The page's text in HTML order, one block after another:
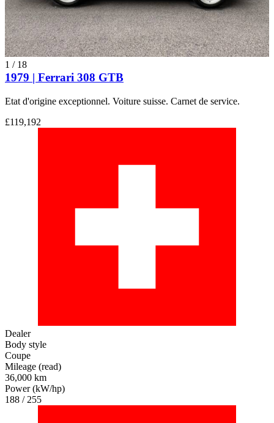
1 / 18
1979 | Ferrari 308 GTB
Etat d'origine exceptionnel. Voiture suisse. Carnet de service.
£119,192
Dealer
Body style
Coupe
Mileage (read)
36,000 km
Power (kW/hp)
188 / 255